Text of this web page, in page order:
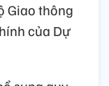
Giao thông
của Dự